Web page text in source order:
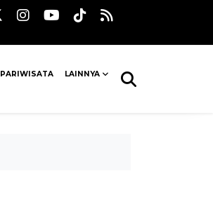
PARIWISATA LAINNYA